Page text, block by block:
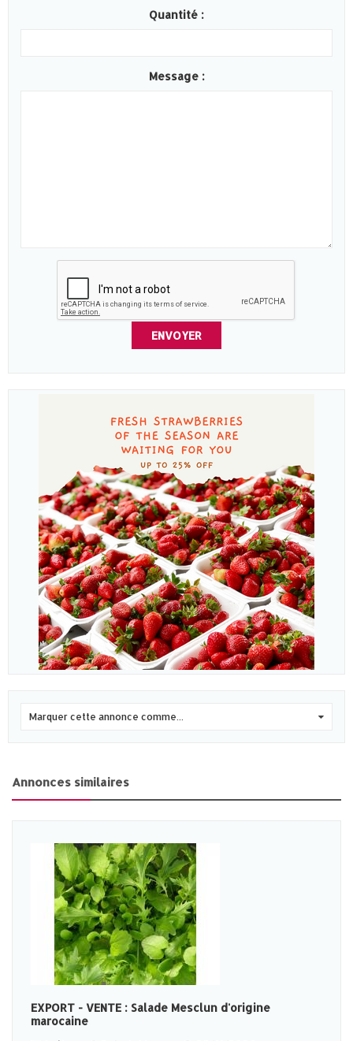
Quantité :
Message :
ENVOYER
Marquer cette annonce comme...
Annonces similaires
EXPORT - VENTE : Salade Mesclun d'origine
marocaine